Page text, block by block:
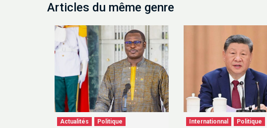
Articles du même genre
Actualités Politique Internationnal Politique